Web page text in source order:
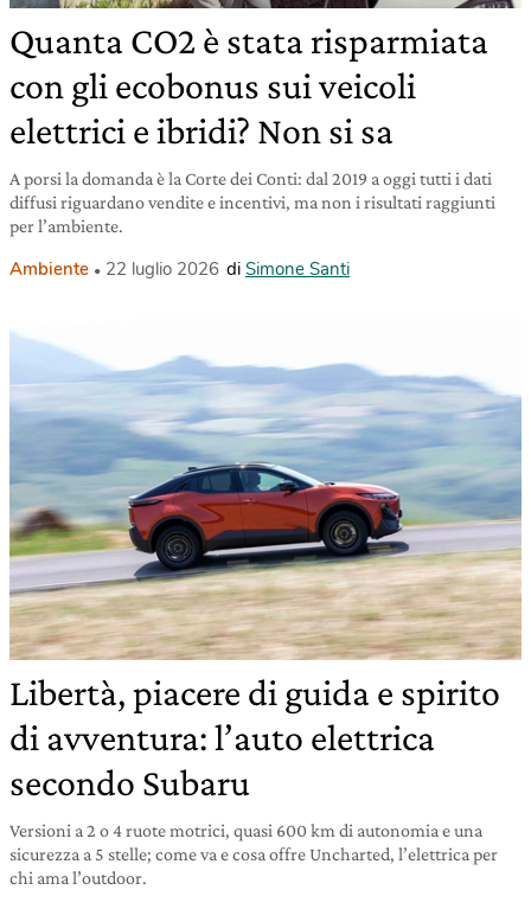
Quanta CO2 è stata risparmiata
con gli ecobonus sui veicoli
elettrici e ibridi? Non si sa
A porsi la domanda è la Corte dei Conti: dal 2019 a oggi tutti i dati
diffusi riguardano vendite e incentivi, ma non i risultati raggiunti
per l’ambiente.
Ambiente 22 luglio 2026 di Simone Santi
Libertà, piacere di guida e spirito
di avventura: l’auto elettrica
secondo Subaru
Versioni a 2 o 4 ruote motrici, quasi 600 km di autonomia e una
sicurezza a 5 stelle; come va e cosa offre Uncharted, l’elettrica per
chi ama l’outdoor.